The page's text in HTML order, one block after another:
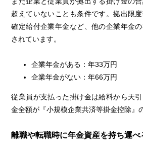
超えていないことも条件です。拠出限
確定給付企業年金など、他の企業年金
されています。
企業年金がある：年33万円
企業年金がない：年66万円
従業員が支払った掛け金は給料から天
金全額が『小規模企業共済等掛金控除』
離職や転職時に年金資産を持ち運べ